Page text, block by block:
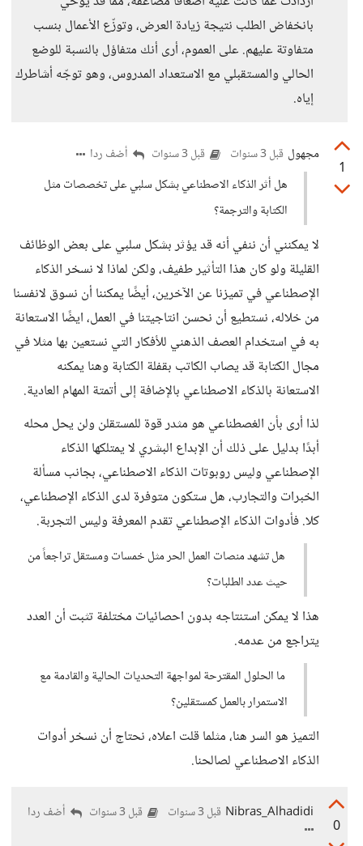
بانخفاض الطلب نتيجة زيادة العرض، وتوزّع الأعمال بنسب
متفاوتة عليهم. على العموم، أرى أنك متفاؤل بالنسبة للوضع
الحالي والمستقبلي مع الاستعداد المدروس، وهو توجّه أشاطرك
إياه.
1
مجهول قبل 3 سنوات قبل 3 سنوات
أضف ردا
هل أثر الذكاء الاصطناعي بشكل سلبي على تخصصات مثل
الكتابة والترجمة؟
لا يمكنني أن ننفي أنه قد يؤثر بشكل سلبي على بعض الوظائف
القليلة ولو كان هذا التأثير طفيف، ولكن لماذا لا نسخر الذكاء
الإصطناعي في تميزنا عن الآخرين، أيضًا يمكننا أن نسوق لانفسنا
من خلاله، نستطيع أن نحسن انتاجيتنا في العمل، ايضًا الاستعانة
به في استخدام العصف الذهني للأفكار التي نستعين بها مثلا في
مجال الكتابة قد يصاب الكاتب بقفلة الكتابة وهنا يمكنه
الاستعانة بالذكاء الاصطناعي بالإضافة إلى أتمتة المهام العادية.
لذا أرى بأن الغصطناعي هو مثدر قوة للمستقلن ولن يحل محله
أبدًا بدليل على ذلك أن الإبداع البشري لا يمتلكها الذكاء
الإصطناعي وليس روبوتات الذكاء الاصطناعي، بجانب مسألة
الخبرات والتجارب، هل ستكون متوفرة لدى الذكاء الإصطناعي،
كلا. فأدوات الذكاء الإصطناعي تقدم المعرفة وليس التجربة.
هل تشهد منصات العمل الحر مثل خمسات ومستقل تراجعاً من
حيث عدد الطلبات؟
هذا لا يمكن استنتاجه بدون احصائيات مختلفة تثبت أن العدد
يتراجع من عدمه.
ما الحلول المقترحة لمواجهة التحديات الحالية والقادمة مع
الاستمرار بالعمل كمستقلين؟
التميز هو السر هنا، مثلما قلت اعلاه، نحتاج أن نسخر أدوات
الذكاء الاصطناعي لصالحنا.
0
Nibras_Alhadidi قبل 3 سنوات قبل 3 سنوات أضف ردا